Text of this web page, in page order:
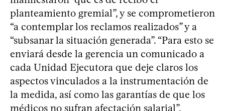
planteamiento gremial”, y se comprometieron
“a contemplar los reclamos realizados” y a
“subsanar la situación generada”. “Para esto se
enviará desde la gerencia un comunicado a
cada Unidad Ejecutora que deje claros los
aspectos vinculados a la instrumentación de
la medida, así como las garantías de que los
médicos no sufran afectación salarial”,